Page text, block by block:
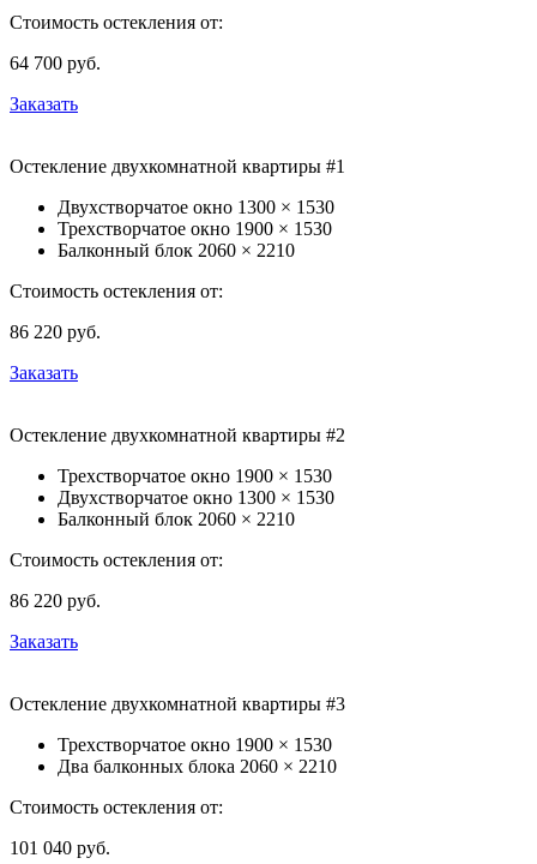
Стоимость остекления от:
64 700 руб.
Заказать
Остекление двухкомнатной квартиры #1
Двухстворчатое окно 1300 × 1530
Трехстворчатое окно 1900 × 1530
Балконный блок 2060 × 2210
Стоимость остекления от:
86 220 руб.
Заказать
Остекление двухкомнатной квартиры #2
Трехстворчатое окно 1900 × 1530
Двухстворчатое окно 1300 × 1530
Балконный блок 2060 × 2210
Стоимость остекления от:
86 220 руб.
Заказать
Остекление двухкомнатной квартиры #3
Трехстворчатое окно 1900 × 1530
Два балконных блока 2060 × 2210
Стоимость остекления от:
101 040 руб.